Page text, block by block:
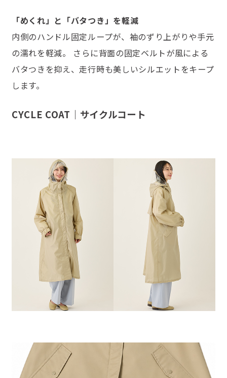
「めくれ」と「バタつき」を軽減
内側のハンドル固定ループが、袖のずり上がりや手元
の濡れを軽減。 さらに背面の固定ベルトが風による
バタつきを抑え、走行時も美しいシルエットをキープ
します。
CYCLE COAT｜サイクルコート